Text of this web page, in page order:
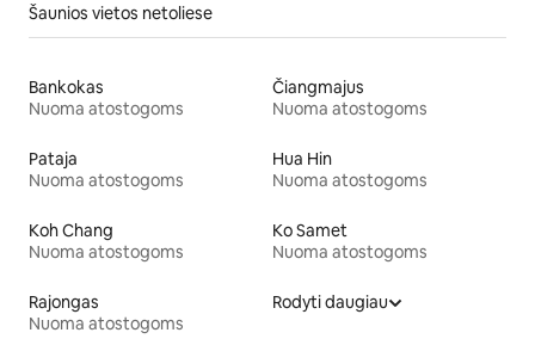
Šaunios vietos netoliese
Bankokas
Nuoma atostogoms
Čiangmajus
Nuoma atostogoms
Pataja
Nuoma atostogoms
Hua Hin
Nuoma atostogoms
Koh Chang
Nuoma atostogoms
Ko Samet
Nuoma atostogoms
Rajongas
Nuoma atostogoms
Rodyti daugiau